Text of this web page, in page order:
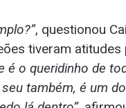
, questionou
tiveram atitudes
é o queridinho de
também, é um